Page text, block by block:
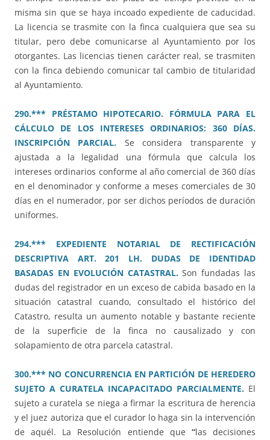
misma sin que se haya incoado expediente de caducidad.
La licencia se trasmite con la finca cualquiera que sea su
titular, pero debe comunicarse al Ayuntamiento por los
otorgantes. Las licencias tienen carácter real, se trasmiten
con la finca debiendo comunicar tal cambio de titularidad
al Ayuntamiento.
290.*** PRÉSTAMO HIPOTECARIO. FÓRMULA PARA EL
CÁLCULO DE LOS INTERESES ORDINARIOS: 360 DÍAS.
INSCRIPCIÓN PARCIAL. Se considera transparente y
ajustada a la legalidad una fórmula que calcula los
intereses ordinarios conforme al año comercial de 360 días
en el denominador y conforme a meses comerciales de 30
días en el numerador, por ser dichos períodos de duración
uniformes.
294.*** EXPEDIENTE NOTARIAL DE RECTIFICACIÓN
DESCRIPTIVA ART. 201 LH. DUDAS DE IDENTIDAD
BASADAS EN EVOLUCIÓN CATASTRAL.Son fundadas las
dudas del registrador en un exceso de cabida basado en la
situación catastral cuando, consultado el histórico del
Catastro, resulta un aumento notable y bastante reciente
de la superficie de la finca no causalizado y con
solapamiento de otra parcela catastral.
300.*** NO CONCURRENCIA EN PARTICIÓN DE HEREDERO
SUJETO A CURATELA INCAPACITADO PARCIALMENTE. El
sujeto a curatela se niega a firmar la escritura de herencia
y el juez autoriza que el curador lo haga sin la intervención
de aquél. La Resolución entiende que “las decisiones